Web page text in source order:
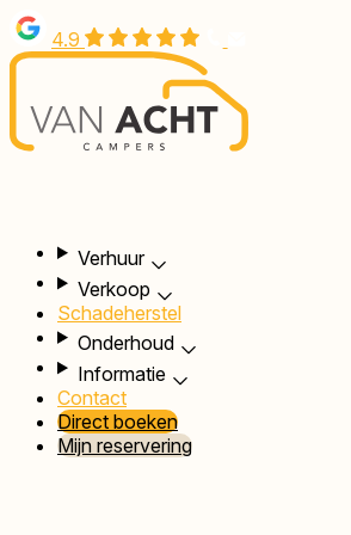
Overslaan
en
naar
inhoud
gaan
4.9
Verhuur
Verkoop
Schadeherstel
Onderhoud
Informatie
Contact
Direct boeken
Mijn reservering